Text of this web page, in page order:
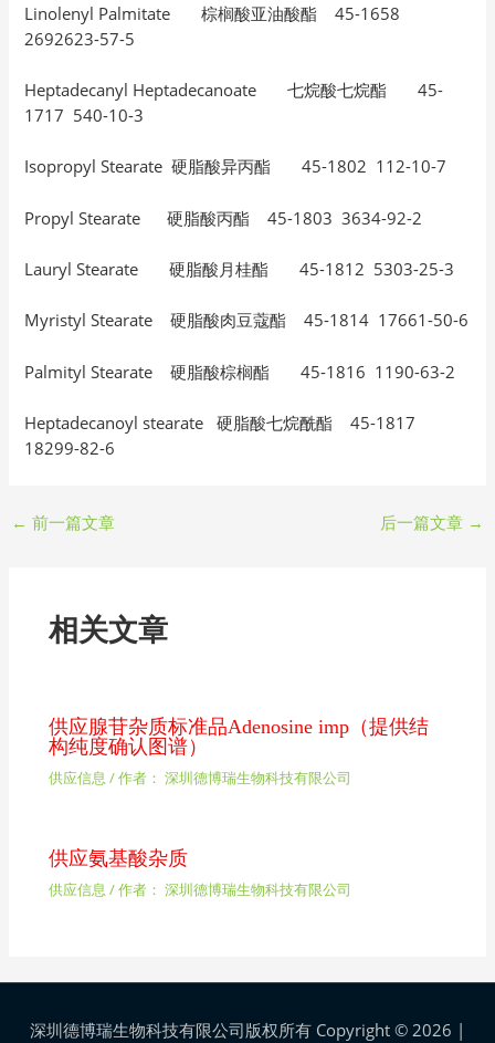
Linolenyl Palmitate 棕榈酸亚油酸酯 45-1658
2692623-57-5
Heptadecanyl Heptadecanoate 七烷酸七烷酯 45-
1717 540-10-3
Isopropyl Stearate 硬脂酸异丙酯 45-1802 112-10-7
Propyl Stearate 硬脂酸丙酯 45-1803 3634-92-2
Lauryl Stearate 硬脂酸月桂酯 45-1812 5303-25-3
Myristyl Stearate 硬脂酸肉豆蔻酯 45-1814 17661-50-6
Palmityl Stearate 硬脂酸棕榈酯 45-1816 1190-63-2
Heptadecanoyl stearate 硬脂酸七烷酰酯 45-1817
18299-82-6
← 前一篇文章 后一篇文章 →
相关文章
供应腺苷杂质标准品Adenosine imp（提供结
构纯度确认图谱）
供应信息 / 作者： 深圳德博瑞生物科技有限公司
供应氨基酸杂质
供应信息 / 作者： 深圳德博瑞生物科技有限公司
深圳德博瑞生物科技有限公司版权所有 Copyright © 2026 |